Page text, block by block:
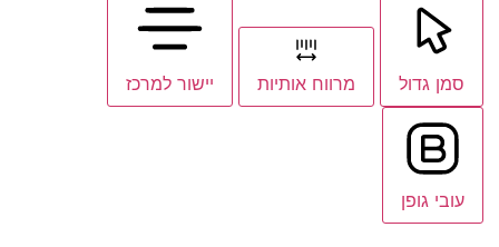
סמן גדול מרווח אותיות יישור למרכז
עובי גופן